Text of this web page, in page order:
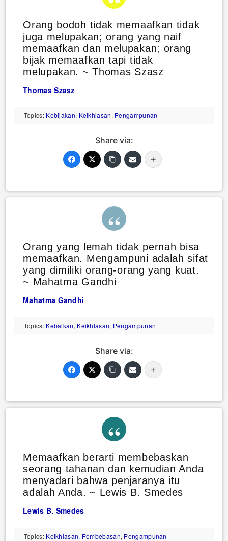
Orang bodoh tidak memaafkan tidak
juga melupakan; orang yang naif
memaafkan dan melupakan; orang
bijak memaafkan tapi tidak
melupakan. ~ Thomas Szasz
Thomas Szasz
Topics: Kebijakan, Keikhlasan, Pengampunan
Share via:
Orang yang lemah tidak pernah bisa
memaafkan. Mengampuni adalah sifat
yang dimiliki orang-orang yang kuat.
~ Mahatma Gandhi
Mahatma Gandhi
Topics: Kebaikan, Keikhlasan, Pengampunan
Share via:
Memaafkan berarti membebaskan
seorang tahanan dan kemudian Anda
menyadari bahwa penjaranya itu
adalah Anda. ~ Lewis B. Smedes
Lewis B. Smedes
Topics: Keikhlasan, Pembebasan, Pengampunan